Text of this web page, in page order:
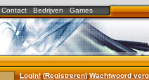
Contact Bedrijven Games
Login!(Registreren)Wachtwoord